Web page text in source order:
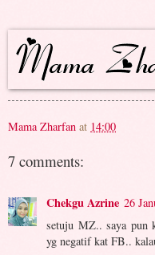
Mama Zharfan at 14:00
7 comments:
Chekgu Azrine 26
setuju MZ.. saya pun
yg negatif kat FB..